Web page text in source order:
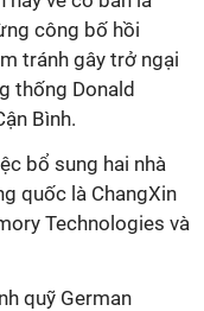
công bố hồi
tránh gây trở ngại
thống Donald
Bình.
bổ sung hai nhà
quốc là ChangXin
Technologies và
quỹ German